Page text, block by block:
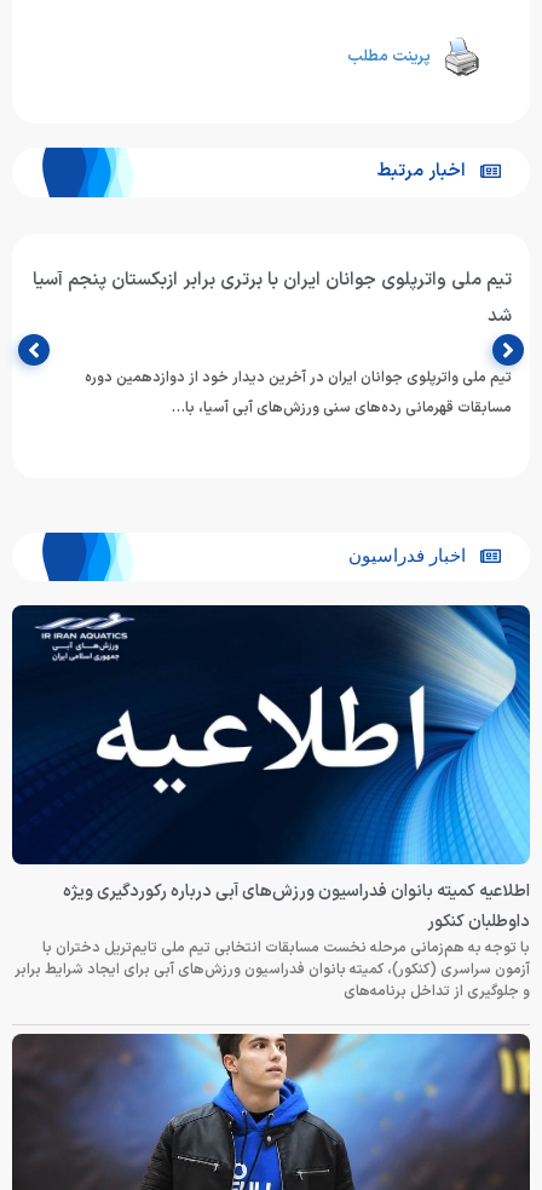
پرینت مطلب
اخبار مرتبط
تیم ملی واترپلوی جوانان ایران با برتری برابر ازبکستان پنجم آسیا
شد
تیم ملی واترپلوی جوانان ایران در آخرین دیدار خود از دوازدهمین دوره
مسابقات قهرمانی رده‌های سنی ورزش‌های آبی آسیا، با…
اخبار فدراسیون
اطلاعیه کمیته بانوان فدراسیون ورزش‌های آبی درباره رکوردگیری ویژه
داوطلبان کنکور
با توجه به هم‌زمانی مرحله نخست مسابقات انتخابی تیم ملی تایم‌تریل دختران با
آزمون سراسری (کنکور)، کمیته بانوان فدراسیون ورزش‌های آبی برای ایجاد شرایط برابر
و جلوگیری از تداخل برنامه‌های